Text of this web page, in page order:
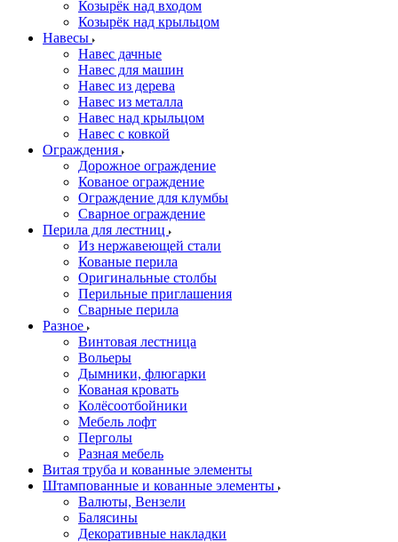
Козырёк над входом
Козырёк над крыльцом
Навесы
Навес дачные
Навес для машин
Навес из дерева
Навес из металла
Навес над крыльцом
Навес с ковкой
Ограждения
Дорожное ограждение
Кованое ограждение
Ограждение для клумбы
Сварное ограждение
Перила для лестниц
Из нержавеющей стали
Кованые перила
Оригинальные столбы
Перильные приглашения
Сварные перила
Разное
Винтовая лестница
Вольеры
Дымники, флюгарки
Кованая кровать
Колёсоотбойники
Мебель лофт
Перголы
Разная мебель
Витая труба и кованные элементы
Штампованные и кованные элементы
Валюты, Вензели
Балясины
Декоративные накладки